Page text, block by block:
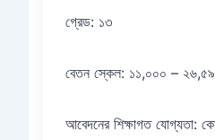
গ্রেড: ১৩
বেতন স্কেল: ১১,০০০ –
আবেদনের শিক্ষাগত যোগ্যতা: